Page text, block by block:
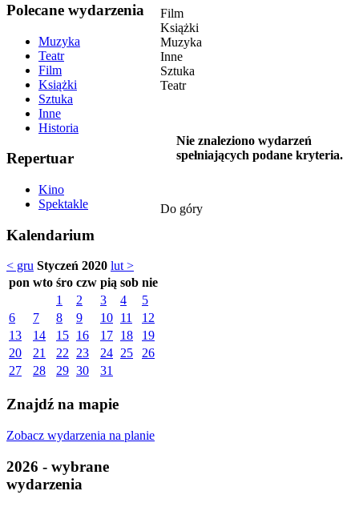
Polecane wydarzenia
Muzyka
Teatr
Film
Książki
Sztuka
Inne
Historia
Repertuar
Kino
Spektakle
Kalendarium
< gru Styczeń 2020 lut >
pon wto śro czw pią sob nie
1
2 3 4
5
6
7 8 9 10 11
12
13
14 15 16 17 18
19
20
21 22 23 24 25
26
27
28 29 30 31
Znajdź na mapie
Zobacz wydarzenia na planie
2026 - wybrane
wydarzenia
Film
Książki
Muzyka
Inne
Sztuka
Teatr
Nie znaleziono wydarzeń
spełniających podane kryteria.
Do góry